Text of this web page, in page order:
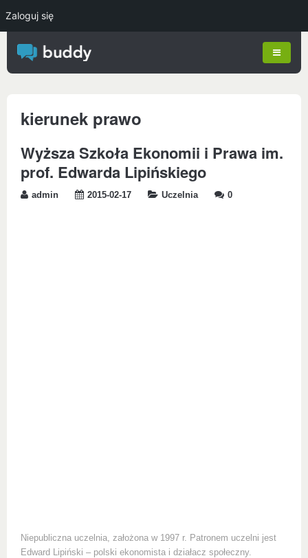
kierunek prawo
Wyższa Szkoła Ekonomii i Prawa im.
prof. Edwarda Lipińskiego
admin 2015-02-17 Uczelnia 0
Niepubliczna uczelnia, założona w 1997 r. Patronem uczelni jest
Edward Lipiński – polski ekonomista i działacz społeczny.
Zaloguj się